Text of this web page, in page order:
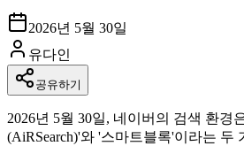
2026년 5월 30일
유다인
공유하기
2026년 5월 30일, 네이버의 검색 환경
(AiRSearch)'와 '스마트블록'이라는 두